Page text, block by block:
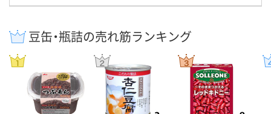
豆缶・瓶詰の売れ筋ランキング